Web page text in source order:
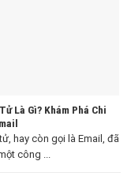
Là Gì? Khám Phá Chi
hay còn gọi là Email, đã
công ...